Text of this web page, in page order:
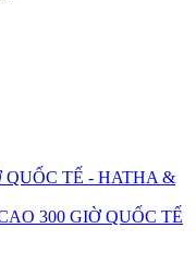
TẾ - HATHA &
300 GIỜ QUỐC TẾ